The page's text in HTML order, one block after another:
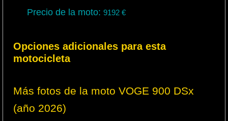
Precio de la moto: 9192€
Opciones adicionales para esta
motocicleta
Más fotos de la moto VOGE 900 DSx
(año 2026)